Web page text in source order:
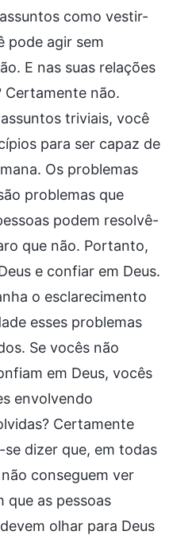
como vestir-
pode agir sem
E nas suas relações
Certamente não.
triviais, você
para ser capaz de
Os problemas
problemas que
podem resolvê-
que não. Portanto,
e confiar em Deus.
o esclarecimento
esses problemas
Se vocês não
em Deus, vocês
envolvendo
Certamente
dizer que, em todas
conseguem ver
que as pessoas
olhar para Deus